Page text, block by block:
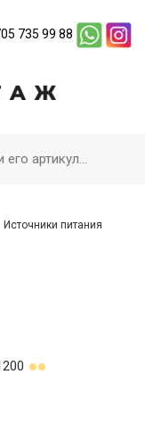
735 99 88
Источники питания